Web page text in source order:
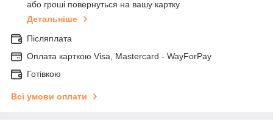
або гроші повернуться на вашу картку
Детальніше
Післяплата
Оплата карткою Visa, Mastercard - WayForPay
Готівкою
Всі умови оплати